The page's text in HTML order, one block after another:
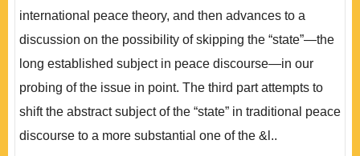
international peace theory, and then advances to a
discussion on the possibility of skipping the “state”—the
long established subject in peace discourse—in our
probing of the issue in point. The third part attempts to
shift the abstract subject of the “state” in traditional peace
discourse to a more substantial one of the &l..